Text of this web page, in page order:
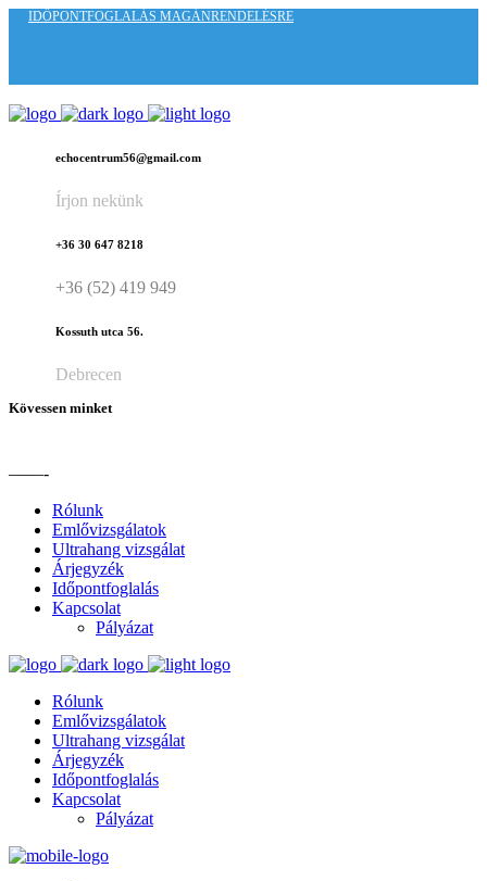
IDŐPONTFOGLALÁS MAGÁNRENDELÉSRE
echocentrum56@gmail.com
Írjon nekünk
+36 30 647 8218
+36 (52) 419 949
Kossuth utca 56.
Debrecen
Kövessen minket
——-
Rólunk
Emlővizsgálatok
Ultrahang vizsgálat
Árjegyzék
Időpontfoglalás
Kapcsolat
Pályázat
Rólunk
Emlővizsgálatok
Ultrahang vizsgálat
Árjegyzék
Időpontfoglalás
Kapcsolat
Pályázat